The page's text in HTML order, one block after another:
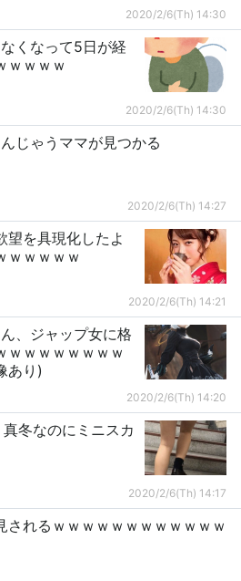
2020/2/6(Th) 14:30
くなって5日が経
ｗｗｗｗ
2020/2/6(Th) 14:30
じゃうママが見つかる
2020/2/6(Th) 14:27
望を具現化したよ
ｗｗｗｗｗ
2020/2/6(Th) 14:21
、ジャップ女に格
ｗｗｗｗｗｗｗｗ
あり)
2020/2/6(Th) 14:20
真冬なのにミニスカ
2020/2/6(Th) 14:17
されるｗｗｗｗｗｗｗｗｗｗｗｗ